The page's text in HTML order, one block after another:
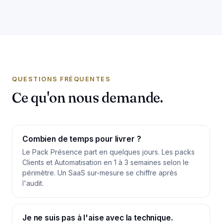
QUESTIONS FRÉQUENTES
Ce qu'on nous demande.
Combien de temps pour livrer ?
Le Pack Présence part en quelques jours. Les packs
Clients et Automatisation en 1 à 3 semaines selon le
périmètre. Un SaaS sur-mesure se chiffre après
l'audit.
Je ne suis pas à l'aise avec la technique.